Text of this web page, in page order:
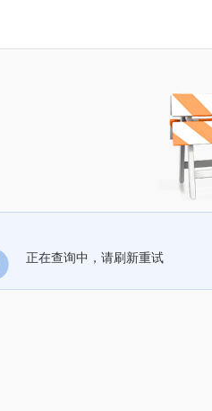
正在查询中，请刷新重试